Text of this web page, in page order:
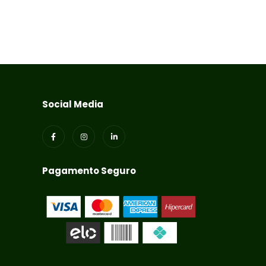
Social Media
Pagamento Seguro